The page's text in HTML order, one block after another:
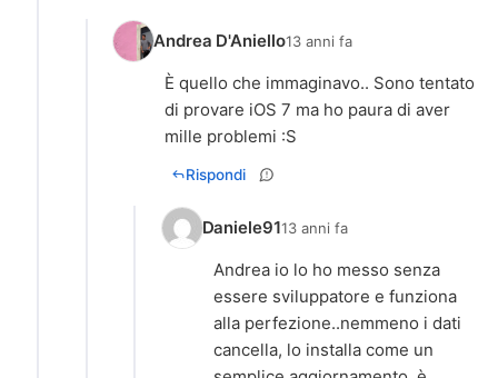
Andrea D'Aniello13 anni fa
È quello che immaginavo.. Sono tentato
di provare iOS 7 ma ho paura di aver
mille problemi :S
Rispondi
Daniele9113 anni fa
Andrea io lo ho messo senza
essere sviluppatore e funziona
alla perfezione..nemmeno i dati
cancella, lo installa come un